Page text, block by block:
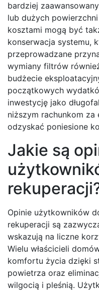
bardziej
lub dużych
kosztami mogą być
konserwacja systemu,
przeprowadzane
wymiany filtrów
budżecie
początkowych
inwestycję jako
niższym rachunkom za
odzyskać poniesione
Jakie są
Opinie użytkowników
rekuperacji są
wskazują na liczne
Wielu właścicieli
komfortu życia dzięki
powietrza oraz
wilgocią i pleśnią.